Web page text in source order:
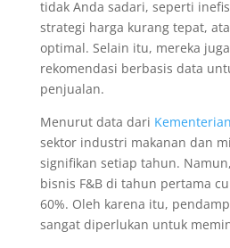
tidak Anda sadari, seperti
strategi harga kurang tepat,
optimal. Selain itu, mereka
rekomendasi berbasis data
penjualan.
Menurut data dari
sektor industri makanan dan
signifikan setiap tahun.
bisnis F&B di tahun pertama
60%. Oleh karena itu,
sangat diperlukan untuk